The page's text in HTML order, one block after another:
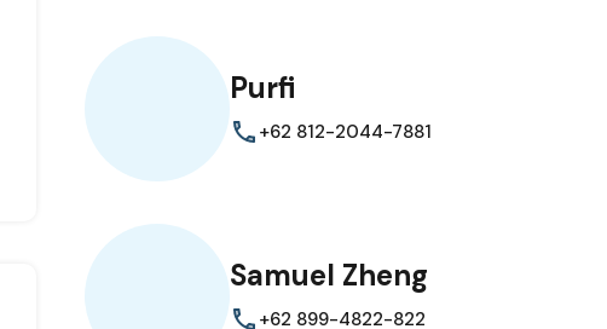
Purfi
+62 812-2044-7881
Samuel Zheng
+62 899-4822-822